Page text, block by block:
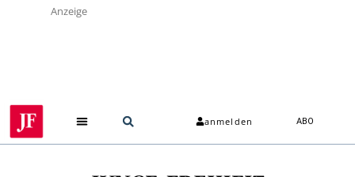
Anzeige
anmelden ABO